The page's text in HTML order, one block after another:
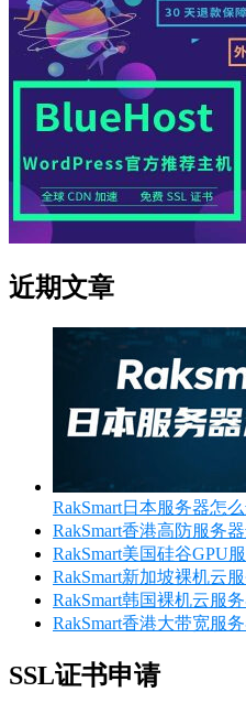
近期文章
RakSmart日本服务器怎
RakSmart香港高防服务
RakSmart美国硅谷GPU
RakSmart新加坡裸机云
RakSmart韩国裸机云服
RakSmart香港大带宽服
SSL证书申请